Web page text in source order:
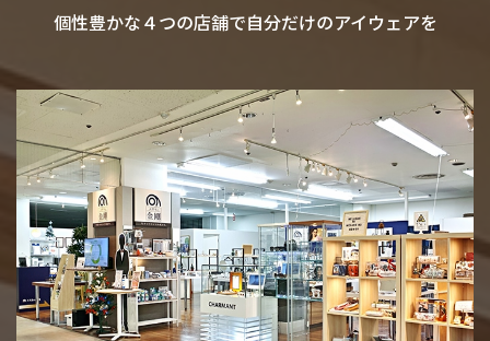
個性豊かな４つの店舗で自分だけのアイウェアを